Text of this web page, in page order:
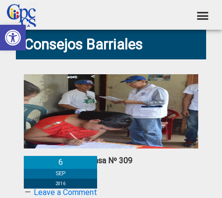
Abrir barra de herramientas
Skip
to
primary
navigation
Skip
to
main
content
Skip
to
primary
sidebar
Skip
to
footer
Consejo
de
Ciudadana
Control
Social
Construyendo
Poder
Ciudadano
Consejos Barriales
Boletín de Prensa Nº 309
6
SEP
2016
Leave a Comment